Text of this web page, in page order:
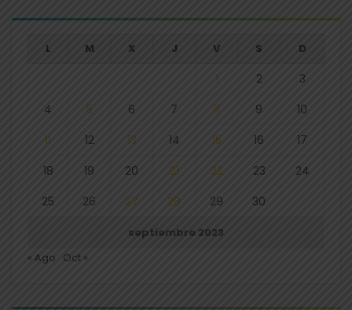
septiembre 2023
L M X J V S D
1 2
3
4
5 6 7 8 9
10
11
12 13 14 15 16
17
18
19 20 21 22 23
24
25
26 27 28 29 30
« Ago Oct »